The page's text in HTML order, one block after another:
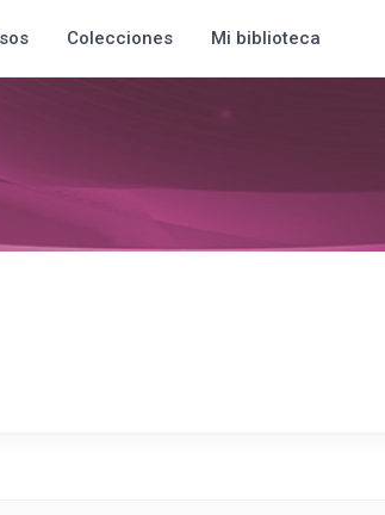
Colecciones Mi biblioteca